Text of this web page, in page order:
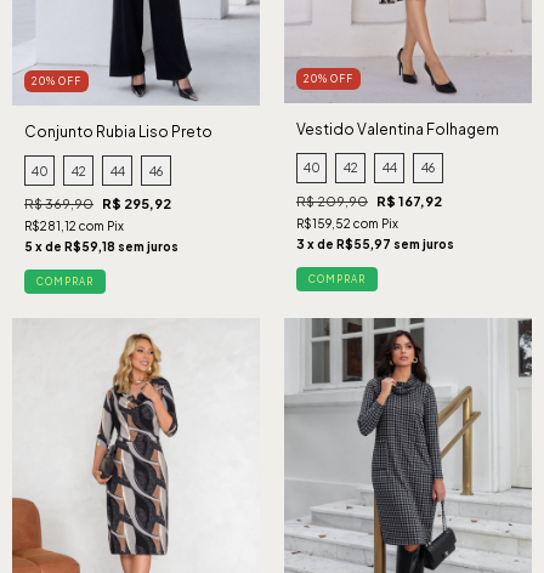
20% OFF
Conjunto Rubia Liso Preto
40 42 44 46
R$ 369,90 R$ 295,92
R$281,12 com Pix
5 x de R$59,18 sem juros
COMPRAR
20% OFF
Vestido Valentina Folhagem
Preto
40 42 44 46
R$ 209,90 R$ 167,92
R$159,52 com Pix
3 x de R$55,97 sem juros
COMPRAR